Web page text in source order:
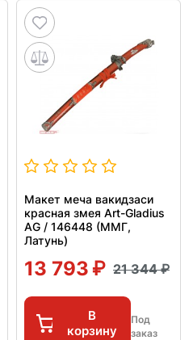
Макет меча вакидзаси
красная змея Art-Gladius
AG / 146448 (ММГ,
Латунь)
13 793 21 344
В
корзину
Под
заказ